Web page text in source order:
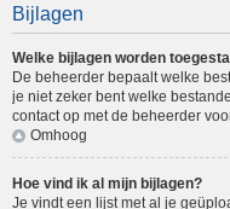
Bijlagen
Welke bijlagen worden
De beheerder bepaalt welke
je niet zeker bent welke
contact op met de beheerder
Omhoog
Hoe vind ik al mijn bijlagen?
Je vindt een lijst met al je